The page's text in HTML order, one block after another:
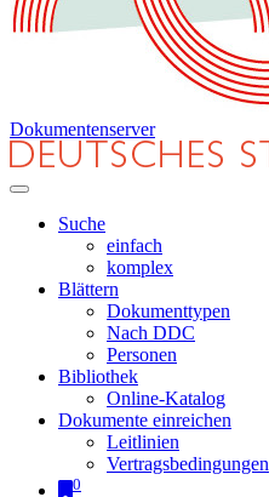
Dokumentenserver
Suche
einfach
komplex
Blättern
Dokumenttypen
Nach DDC
Personen
Bibliothek
Online-Katalog
Dokumente einreichen
Leitlinien
Vertragsbedingungen
0